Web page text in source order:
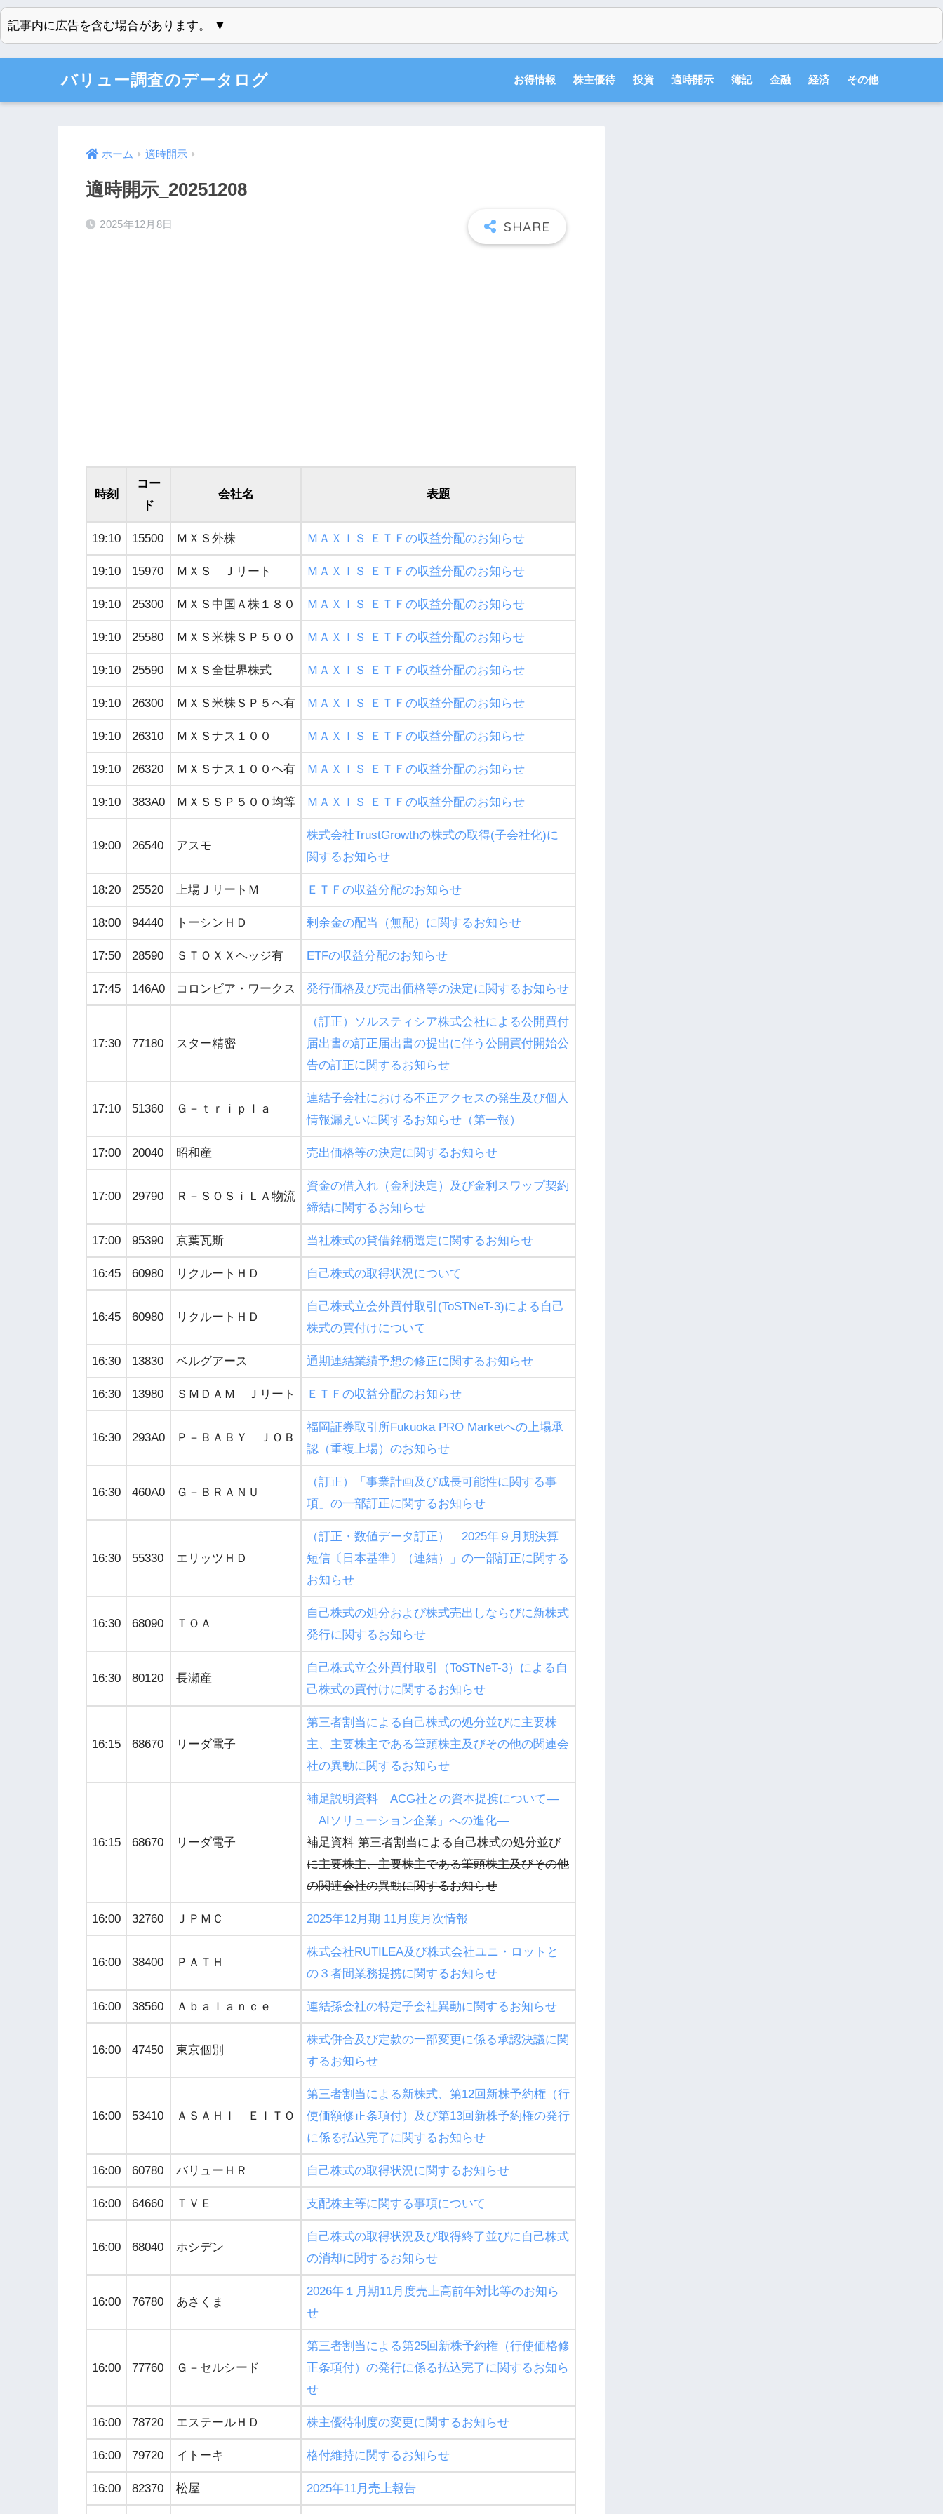
記事内に広告を含む場合があります。 ▼
バリュー調査のデータログ お得情報 株主優待 投資 適時開示 簿記 金融 経済 その他
ホーム 適時開示
適時開示_20251208
2025年12月8日
時刻
コー
ド
会社名 表題
19:10 15500 ＭＸＳ外株 ＭＡＸＩＳ ＥＴＦの収益分配のお知らせ
19:10 15970 ＭＸＳ Ｊリート ＭＡＸＩＳ ＥＴＦの収益分配のお知らせ
19:10 25300 ＭＸＳ中国Ａ株１８０ ＭＡＸＩＳ ＥＴＦの収益分配のお知らせ
19:10 25580 ＭＸＳ米株ＳＰ５００ ＭＡＸＩＳ ＥＴＦの収益分配のお知らせ
19:10 25590 ＭＸＳ全世界株式 ＭＡＸＩＳ ＥＴＦの収益分配のお知らせ
19:10 26300 ＭＸＳ米株ＳＰ５ヘ有 ＭＡＸＩＳ ＥＴＦの収益分配のお知らせ
19:10 26310 ＭＸＳナス１００ ＭＡＸＩＳ ＥＴＦの収益分配のお知らせ
19:10 26320 ＭＸＳナス１００ヘ有 ＭＡＸＩＳ ＥＴＦの収益分配のお知らせ
19:10 383A0 ＭＸＳＳＰ５００均等 ＭＡＸＩＳ ＥＴＦの収益分配のお知らせ
19:00 26540 アスモ
株式会社TrustGrowthの株式の取得(子会社化)に
関するお知らせ
18:20 25520 上場ＪリートＭ ＥＴＦの収益分配のお知らせ
18:00 94440 トーシンＨＤ 剰余金の配当（無配）に関するお知らせ
17:50 28590 ＳＴＯＸＸヘッジ有 ETFの収益分配のお知らせ
17:45 146A0 コロンビア・ワークス 発行価格及び売出価格等の決定に関するお知らせ
17:30 77180 スター精密
（訂正）ソルスティシア株式会社による公開買付
届出書の訂正届出書の提出に伴う公開買付開始公
告の訂正に関するお知らせ
17:10 51360 Ｇ－ｔｒｉｐｌａ
連結子会社における不正アクセスの発生及び個人
情報漏えいに関するお知らせ（第一報）
17:00 20040 昭和産 売出価格等の決定に関するお知らせ
17:00 29790 Ｒ－ＳＯＳｉＬＡ物流
資金の借入れ（金利決定）及び金利スワップ契約
締結に関するお知らせ
17:00 95390 京葉瓦斯 当社株式の貸借銘柄選定に関するお知らせ
16:45 60980 リクルートＨＤ 自己株式の取得状況について
16:45 60980 リクルートＨＤ
自己株式立会外買付取引(ToSTNeT-3)による自己
株式の買付けについて
16:30 13830 ベルグアース 通期連結業績予想の修正に関するお知らせ
16:30 13980 ＳＭＤＡＭ Ｊリート ＥＴＦの収益分配のお知らせ
16:30 293A0 Ｐ－ＢＡＢＹ ＪＯＢ
福岡証券取引所Fukuoka PRO Marketへの上場承
認（重複上場）のお知らせ
16:30 460A0 Ｇ－ＢＲＡＮＵ
（訂正）「事業計画及び成長可能性に関する事
項」の一部訂正に関するお知らせ
16:30 55330 エリッツＨＤ
（訂正・数値データ訂正）「2025年９月期決算
短信〔日本基準〕（連結）」の一部訂正に関する
お知らせ
16:30 68090 ＴＯＡ
自己株式の処分および株式売出しならびに新株式
発行に関するお知らせ
16:30 80120 長瀬産
自己株式立会外買付取引（ToSTNeT-3）による自
己株式の買付けに関するお知らせ
16:15 68670 リーダ電子
第三者割当による自己株式の処分並びに主要株
主、主要株主である筆頭株主及びその他の関連会
社の異動に関するお知らせ
16:15 68670 リーダ電子
補足説明資料 ACG社との資本提携について―
「AIソリューション企業」への進化―
補足資料 第三者割当による自己株式の処分並び
に主要株主、主要株主である筆頭株主及びその他
の関連会社の異動に関するお知らせ
16:00 32760 ＪＰＭＣ 2025年12月期 11月度月次情報
16:00 38400 ＰＡＴＨ
株式会社RUTILEA及び株式会社ユニ・ロットと
の３者間業務提携に関するお知らせ
16:00 38560 Ａｂａｌａｎｃｅ 連結孫会社の特定子会社異動に関するお知らせ
16:00 47450 東京個別
株式併合及び定款の一部変更に係る承認決議に関
するお知らせ
16:00 53410 ＡＳＡＨＩ ＥＩＴＯ
第三者割当による新株式、第12回新株予約権（行
使価額修正条項付）及び第13回新株予約権の発行
に係る払込完了に関するお知らせ
16:00 60780 バリューＨＲ 自己株式の取得状況に関するお知らせ
16:00 64660 ＴＶＥ 支配株主等に関する事項について
16:00 68040 ホシデン
自己株式の取得状況及び取得終了並びに自己株式
の消却に関するお知らせ
16:00 76780 あさくま
2026年１月期11月度売上高前年対比等のお知ら
せ
16:00 77760 Ｇ－セルシード
第三者割当による第25回新株予約権（行使価格修
正条項付）の発行に係る払込完了に関するお知ら
せ
16:00 78720 エステールＨＤ 株主優待制度の変更に関するお知らせ
16:00 79720 イトーキ 格付維持に関するお知らせ
16:00 82370 松屋 2025年11月売上報告